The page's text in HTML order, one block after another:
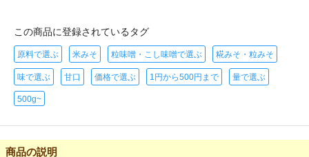
この商品に登録されているタグ
原料で選ぶ 米みそ 粒味噌・こし味噌で選ぶ 糀みそ・粒みそ
味で選ぶ 甘口 価格で選ぶ 1円から500円まで 量で選ぶ
500g~
商品の説明